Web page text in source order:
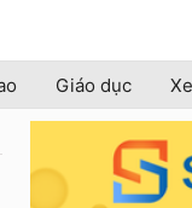
Giáo dục Xe